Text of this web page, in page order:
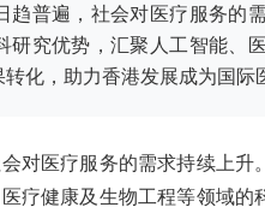
趋普遍，社会对医疗服务的
研究优势，汇聚人工智能、
化，助力香港发展成为国际
对医疗服务的需求持续上升
疗健康及生物工程等领域的